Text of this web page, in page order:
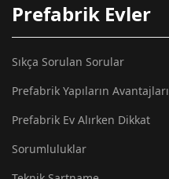
Prefabrik Evler
Sıkça Sorulan Sorular
Prefabrik Yapıların Avantajları
Prefabrik Ev Alırken Dikkat
Sorumluluklar